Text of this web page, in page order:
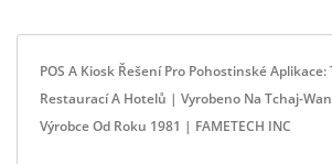
POS A Kiosk Řešení Pro Pohostinské
Restaurací A Hotelů | Vyrobeno Na Tchaj-
Výrobce Od Roku 1981 | FAMETECH INC